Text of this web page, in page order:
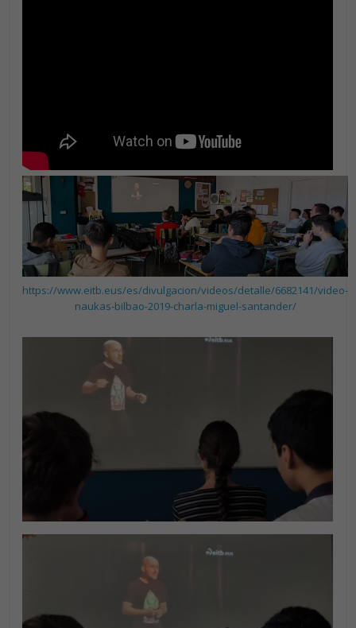
https://www.eitb.eus/es/divulgacion/videos/detalle/6682141/video-
naukas-bilbao-2019-charla-miguel-santander/